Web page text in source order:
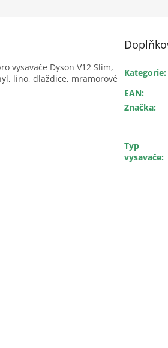
vysavače Dyson V12 Slim,
lino, dlaždice, mramorové
Kategorie:
EAN:
Značka:
Typ
vysavače: